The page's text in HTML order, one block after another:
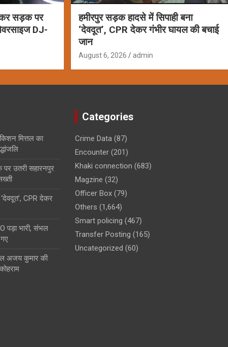
सड़क पर
DJ-
हमीरपुर सड़क हादसे में सिपाही बना
‘देवदूत’, CPR देकर गंभीर घायल की बचाई
जान
August 6, 2026 admin
मित्तल का
उतरी सहारनपुर
CPR देकर
पड़ा भारी, संभल
अजय कुमार की
Categories
Crime Data (87)
Encounter (201)
Khaki connection (683)
Magzine (32)
Officer Box (79)
Others (1,664)
Smart policing (467)
Transfer Posting (165)
Uncategorized (60)